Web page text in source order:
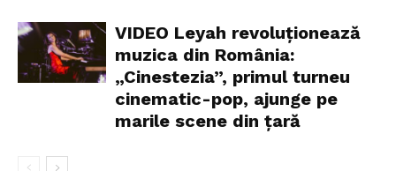
VIDEO Leyah revoluționează
muzica din România:
„Cinestezia”, primul turneu
cinematic-pop, ajunge pe
marile scene din țară